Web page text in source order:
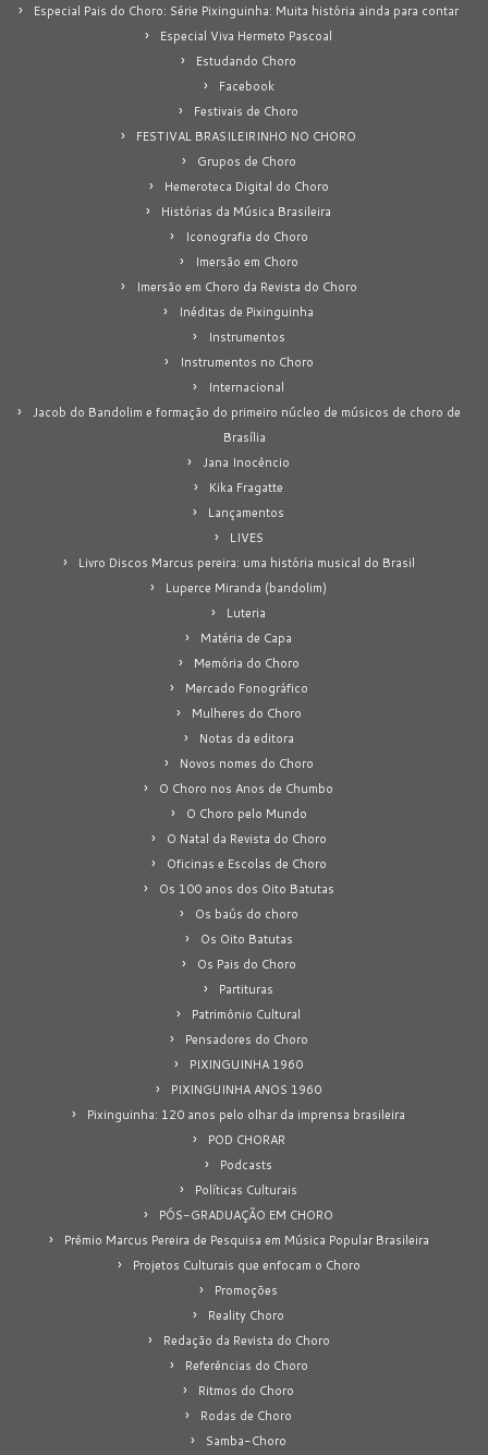
Especial Pais do Choro: Série Pixinguinha: Muita história ainda para contar
Especial Viva Hermeto Pascoal
Estudando Choro
Facebook
Festivais de Choro
FESTIVAL BRASILEIRINHO NO CHORO
Grupos de Choro
Hemeroteca Digital do Choro
Histórias da Música Brasileira
Iconografia do Choro
Imersão em Choro
Imersão em Choro da Revista do Choro
Inéditas de Pixinguinha
Instrumentos
Instrumentos no Choro
Internacional
Jacob do Bandolim e formação do primeiro núcleo de músicos de choro de
Brasília
Jana Inocêncio
Kika Fragatte
Lançamentos
LIVES
Livro Discos Marcus pereira: uma história musical do Brasil
Luperce Miranda (bandolim)
Luteria
Matéria de Capa
Memória do Choro
Mercado Fonográfico
Mulheres do Choro
Notas da editora
Novos nomes do Choro
O Choro nos Anos de Chumbo
O Choro pelo Mundo
O Natal da Revista do Choro
Oficinas e Escolas de Choro
Os 100 anos dos Oito Batutas
Os baús do choro
Os Oito Batutas
Os Pais do Choro
Partituras
Patrimônio Cultural
Pensadores do Choro
PIXINGUINHA 1960
PIXINGUINHA ANOS 1960
Pixinguinha: 120 anos pelo olhar da imprensa brasileira
POD CHORAR
Podcasts
Políticas Culturais
PÓS-GRADUAÇÃO EM CHORO
Prêmio Marcus Pereira de Pesquisa em Música Popular Brasileira
Projetos Culturais que enfocam o Choro
Promoções
Reality Choro
Redação da Revista do Choro
Referências do Choro
Ritmos do Choro
Rodas de Choro
Samba-Choro